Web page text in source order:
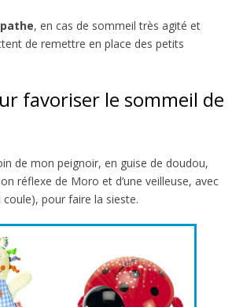
, en cas de sommeil très agité et
de remettre en place des petits
favoriser le sommeil de
de mon peignoir, en guise de doudou,
réflexe de Moro et d’une veilleuse, avec
pour faire la sieste.